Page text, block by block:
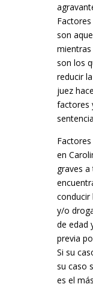
son
son los
reducir
juez
factores
en
graves
conducir
y/o
de edad
previa
Si su
su caso
es el